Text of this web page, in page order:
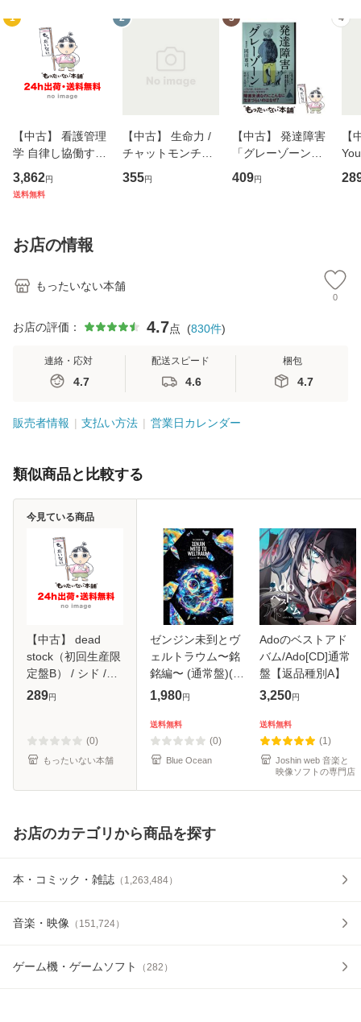
1
【中古】 看護管理
学 自律し協働する
専門職の看護マネ
ジメントスキル 改
恵 藤本幸三 / 南江
堂 [単行
3,862円
送料無料
2
【中古】 生命力 /
チャットモンチー /
キューンレコード
[CD]【メール便送
355円
3
【中古】 発達障害
「グレーゾーン」
その正しい理解と
克服法 (SB新書 57
409円
4
【
のが
お店の情報
もったいない本舗
0
お店の評価： 4.7点 (830件)
連絡・応対
4.7
配送スピード
4.6
梱包
4.7
販売者情報 支払い方法 営業日カレンダー
類似商品と比較する
【中古】 dead
stock（初回生産限
定盤B） / シド /
[CD]【メール便送
289円
(0)
もったいない本舗
今見ている商品
ゼンジン未到とヴ
ェルトラウム〜銘
銘編〜 (通常盤)(2
枚組) [DVD]
1,980円
送料無料
(0)
Blue Ocean
Adoのベストアド
バム/Ado[CD]通常
盤【返品種別A】
3,250円
送料無料
(1)
Joshin web 音楽と
映像ソフトの専門店
お店のカテゴリから商品を探す
本・コミック・雑誌 （ 1,263,484）
音楽・映像 （ 151,724）
ゲーム機・ゲームソフト （282 ）